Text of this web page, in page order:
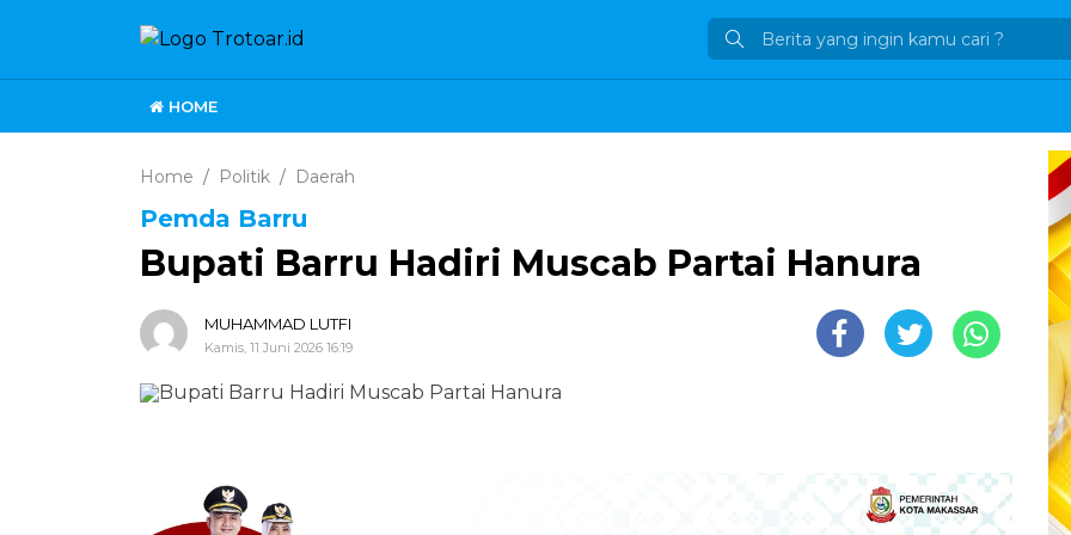
HOME
Home Politik Daerah
Pemda Barru
Bupati Barru Hadiri Muscab Partai Hanura
MUHAMMAD LUTFI
Kamis, 11 Juni 2026 16:19